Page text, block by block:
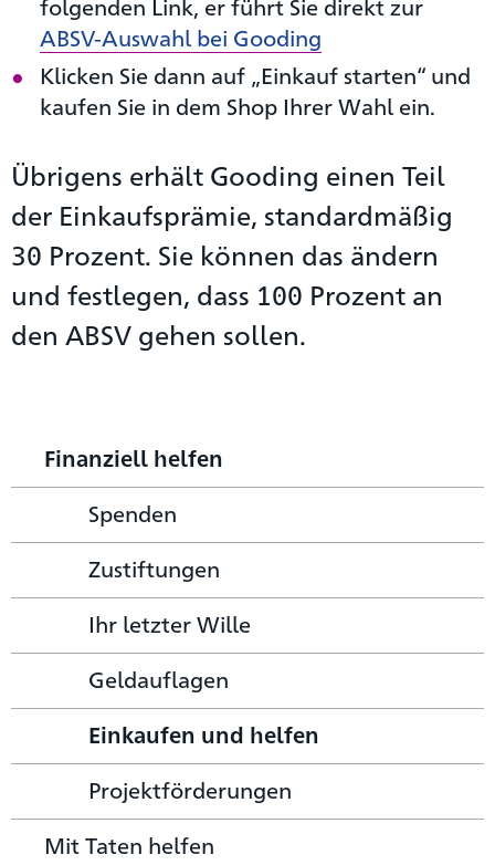
folgenden Link, er führt Sie direkt zur
ABSV-Auswahl bei Gooding
Klicken Sie dann auf „Einkauf starten“ und
kaufen Sie in dem Shop Ihrer Wahl ein.
Übrigens erhält Gooding einen Teil
der Einkaufsprämie, standardmäßig
30 Prozent. Sie können das ändern
und festlegen, dass 100 Prozent an
den ABSV gehen sollen.
Finanziell helfen
Spenden
Zustiftungen
Ihr letzter Wille
Geldauflagen
Einkaufen und helfen
Projektförderungen
Mit Taten helfen